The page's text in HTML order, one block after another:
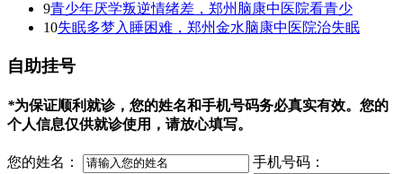
9青少年厌学叛逆情绪差，郑州脑康中医院看青少
10失眠多梦入睡困难，郑州金水脑康中医院治失眠
自助挂号
*为保证顺利就诊，您的姓名和手机号码务必真实有效。您的
个人信息仅供就诊使用，请放心填写。
您的姓名：
手机号码：